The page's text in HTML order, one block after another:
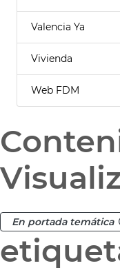
Valencia Ya
Vivienda
Web FDM
En portada temática